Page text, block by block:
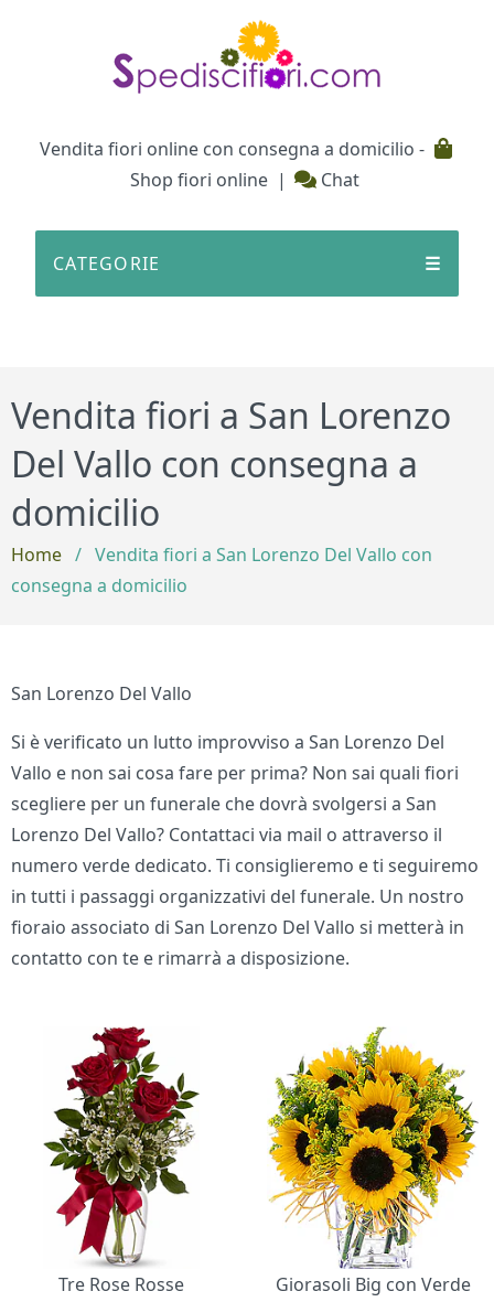
Vendita fiori online con consegna a domicilio -
Shop fiori online | Chat
CATEGORIE ☰
Vendita fiori a San Lorenzo
Del Vallo con consegna a
domicilio
Home / Vendita fiori a San Lorenzo Del Vallo con
consegna a domicilio
San Lorenzo Del Vallo
Si è verificato un lutto improvviso a San Lorenzo Del
Vallo e non sai cosa fare per prima? Non sai quali fiori
scegliere per un funerale che dovrà svolgersi a San
Lorenzo Del Vallo? Contattaci via mail o attraverso il
numero verde dedicato. Ti consiglieremo e ti seguiremo
in tutti i passaggi organizzativi del funerale. Un nostro
fioraio associato di San Lorenzo Del Vallo si metterà in
contatto con te e rimarrà a disposizione.
Bouquet di fiori
Tre Rose Rosse
Giorasoli Big con Verde